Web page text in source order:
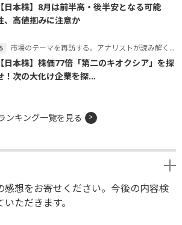
【日本株】8月は前半高・後半安となる可能
、高値掴みに注意か
市場のテーマを再訪する。アナリストが読み解くテーマの本質
【日本株】株価77倍「第二のキオクシア」を探
！次の大化け企業を探...
ンキング一覧を見る
感想をお寄せください。今後の内容検
ただきます。